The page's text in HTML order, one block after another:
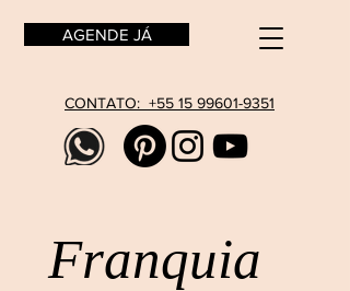
CONTATO: +55 15 99601-9351
AGENDE JÁ
Franquia